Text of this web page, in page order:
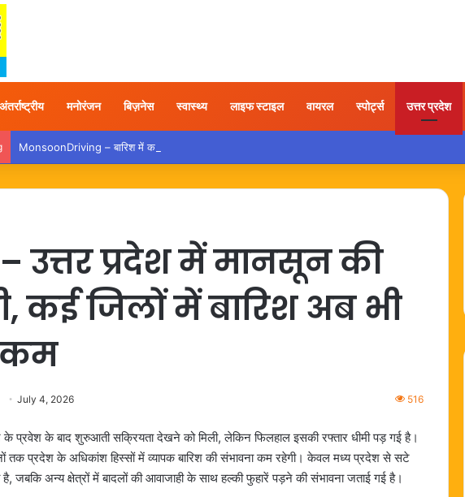
अंतर्राष्ट्रीय मनोरंजन बिज़नेस स्वास्थ्य लाइफ स्टाइल वायरल स्पोर्ट्स उत्तर प्रदेश
MonsoonDriving – बारिश में कार चलाते समय इन गलतियों से बचना है बेहद जरूरी
उत्तर प्रदेश में मानसून की
कई जिलों में बारिश अब भी
कम
July 4, 2026 516
प्रवेश के बाद शुरुआती सक्रियता देखने को मिली, लेकिन फिलहाल इसकी रफ्तार धीमी पड़ गई है।
तक प्रदेश के अधिकांश हिस्सों में व्यापक बारिश की संभावना कम रहेगी। केवल मध्य प्रदेश से सटे
है, जबकि अन्य क्षेत्रों में बादलों की आवाजाही के साथ हल्की फुहारें पड़ने की संभावना जताई गई है।